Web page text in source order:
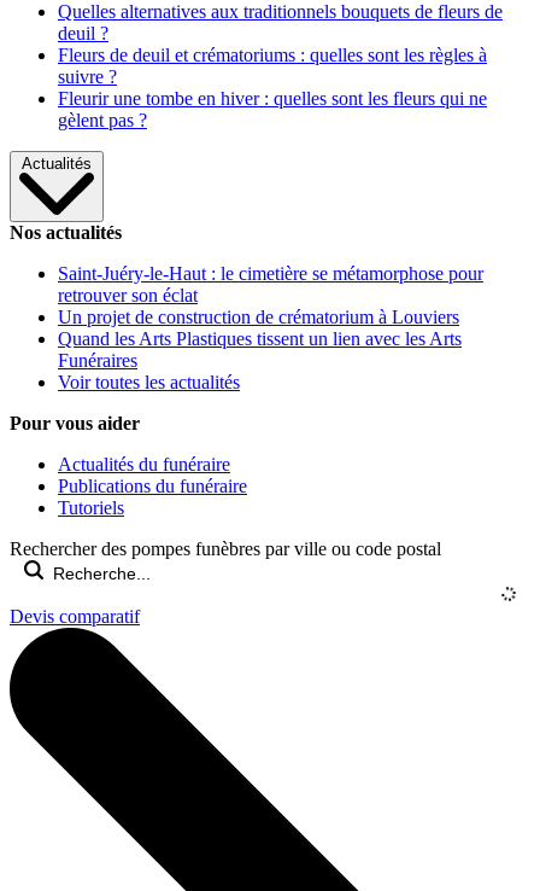
Quelles alternatives aux traditionnels bouquets de fleurs de
deuil ?
Fleurs de deuil et crématoriums : quelles sont les règles à
suivre ?
Fleurir une tombe en hiver : quelles sont les fleurs qui ne
gèlent pas ?
Actualités
Nos actualités
Saint-Juéry-le-Haut : le cimetière se métamorphose pour
retrouver son éclat
Un projet de construction de crématorium à Louviers
Quand les Arts Plastiques tissent un lien avec les Arts
Funéraires
Voir toutes les actualités
Pour vous aider
Actualités du funéraire
Publications du funéraire
Tutoriels
Rechercher des pompes funèbres par ville ou code postal
Devis comparatif